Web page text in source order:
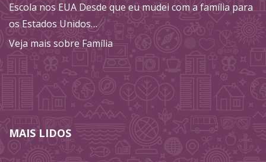
Escola nos EUA Desde que eu mudei com a família para
os Estados Unidos…
Veja mais sobre Família
MAIS LIDOS